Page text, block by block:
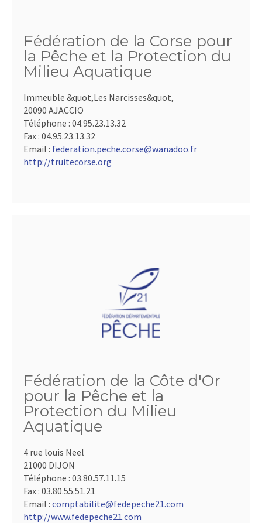
Fédération de la Corse pour
la Pêche et la Protection du
Milieu Aquatique
Immeuble &quot,Les Narcisses&quot,
20090 AJACCIO
Téléphone : 04.95.23.13.32
Fax : 04.95.23.13.32
Email : federation.peche.corse@wanadoo.fr
http://truitecorse.org
Fédération de la Côte d'Or
pour la Pêche et la
Protection du Milieu
Aquatique
4 rue louis Neel
21000 DIJON
Téléphone : 03.80.57.11.15
Fax : 03.80.55.51.21
Email : comptabilite@fedepeche21.com
http://www.fedepeche21.com